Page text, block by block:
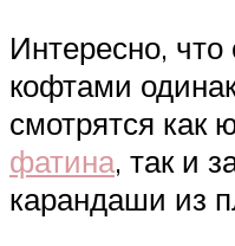
Интересно, что
кофтами
смотрятся как
фатина, так и
карандаши из